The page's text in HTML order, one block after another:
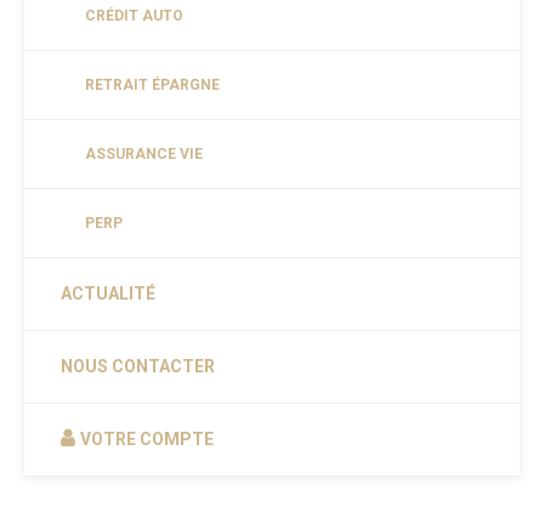
CRÉDIT AUTO
RETRAIT ÉPARGNE
ASSURANCE VIE
PERP
ACTUALITÉ
NOUS CONTACTER
VOTRE COMPTE